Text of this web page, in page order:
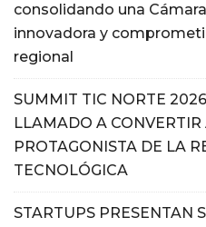
consolidando una
innovadora y
regional
SUMMIT TIC NORTE
LLAMADO A
PROTAGONISTA DE LA
TECNOLÓGICA
STARTUPS PRESENTAN